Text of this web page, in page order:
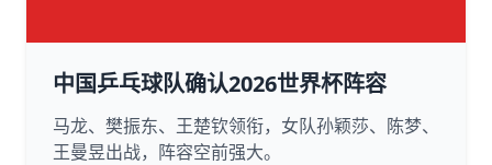
中国乒乓球队确认2026世界杯阵容
马龙、樊振东、王楚钦领衔，女队孙颖莎、陈梦、
王曼昱出战，阵容空前强大。